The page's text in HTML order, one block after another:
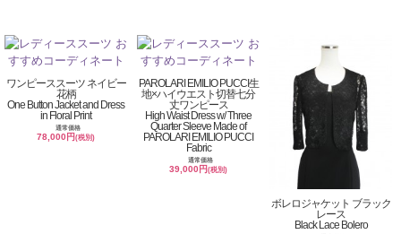
ワンピーススーツ ネイビー
花柄
One Button Jacket and Dress
in Floral Print
通常価格
78,000円(税別)
PAROLARI EMILIO PUCCI生
地×ハイウエスト切替七分
丈ワンピース
High Waist Dress w/ Three
Quarter Sleeve Made of
PAROLARI EMILIO PUCCI
Fabric
通常価格
39,000円(税別)
ボレロジャケット ブラック
レース
Black Lace Bolero